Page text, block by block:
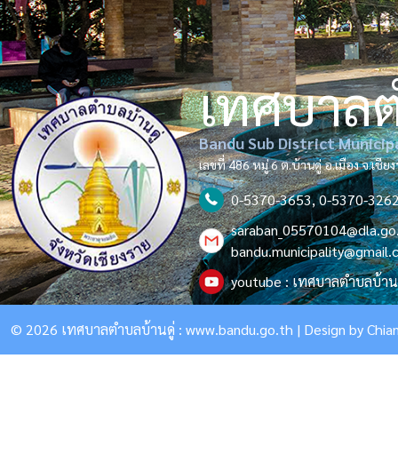
เทศบาล
Bandu Sub District
เลขที่ 486 หมู่ 6 ต.บ้านดู่ อ.เมือง จ.เชีย
0-5370-3653, 0-5370-
youtube : เทศบาลตำบลบ้า
© 2026 เทศบาลตำบลบ้านดู่ : www.bandu.go.th | Design by